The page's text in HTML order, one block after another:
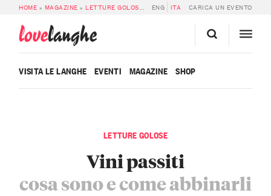
HOME » MAGAZINE »LETTURE GOLOSE » VINI PASSITI: COSA SONO E COME
ENG ITA CARICA UN EVENTO
lovelanghe
VISITA LE LANGHE EVENTI MAGAZINE SHOP
LETTURE GOLOSE
Vini passiti
cosa sono e come abbinarli